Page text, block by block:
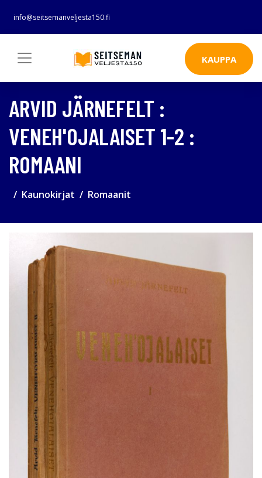
info@seitsemanveljesta150.fi
KAUPPA
ARVID JÄRNEFELT :
VENEH'OJALAISET 1-2 :
ROMAANI
Kaunokirjat Romaanit